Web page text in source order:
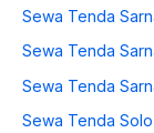
Sewa Tenda
Sewa Tenda
Sewa Tenda
Sewa Tenda Solo